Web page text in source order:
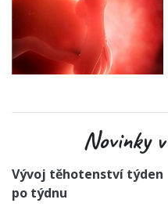
Novinky
Vývoj těhotenství týden
po týdnu